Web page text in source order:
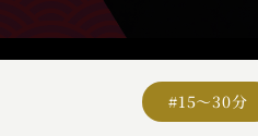
#15～30分